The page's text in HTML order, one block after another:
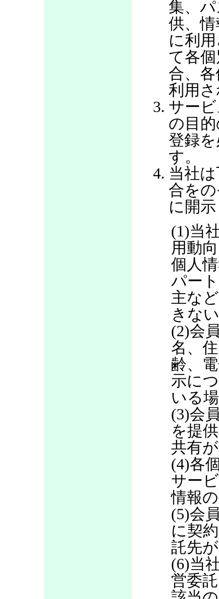
集、
供、
に利
て各
合、
利用
サー
の目
登録
す。
当社
合を
に開
(1)当
用動
個人
パー
主な
きな
(2)会
名、
齢、
示に
いる
(3)会
を提
共有
(4)各
サー
情報
(5)会
に契
託先
(6)当
営委